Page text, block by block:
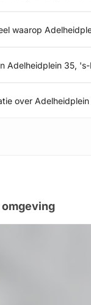
waarop
Adelheidplein 35,
over